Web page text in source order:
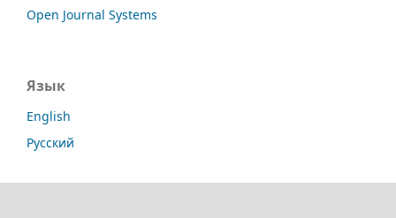
Open Journal Systems
Язык
English
Русский